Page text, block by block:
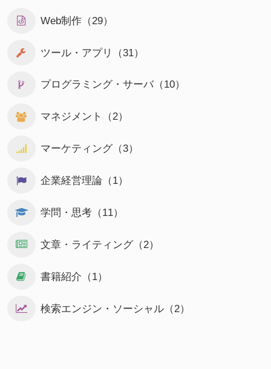
Web制作（29）
ツール・アプリ（31）
プログラミング・サーバ（10）
マネジメント（2）
マーケティング（3）
企業経営理論（1）
学問・思考（11）
文章・ライティング（2）
書籍紹介（1）
検索エンジン・ソーシャル（2）